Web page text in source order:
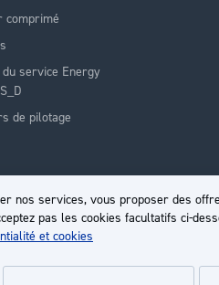
nos services, vous proposer des
pas les cookies facultatifs ci-
et cookies
comprimé
du service Energy
de pilotage